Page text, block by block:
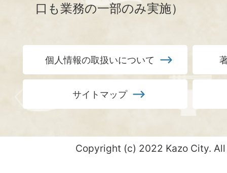
口も業務の一部のみ実施）
個人情報の取扱いについて
サイトマップ
Copyright (c) 2022 Kazo City.